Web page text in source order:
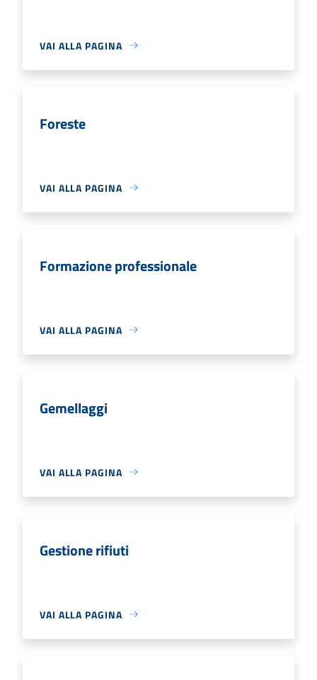
VAI ALLA PAGINA
Foreste
VAI ALLA PAGINA
Formazione professionale
VAI ALLA PAGINA
Gemellaggi
VAI ALLA PAGINA
Gestione rifiuti
VAI ALLA PAGINA